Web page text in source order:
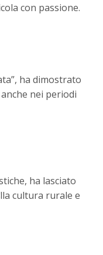
con passione.
ha dimostrato
nei periodi
ha lasciato
cultura rurale e